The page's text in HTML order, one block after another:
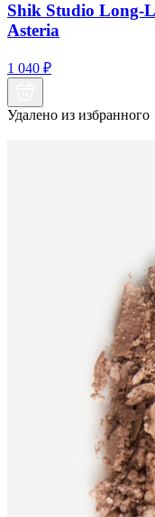
Shik Studio Long-
Asteria
1 040 ₽
Удалено из избранного